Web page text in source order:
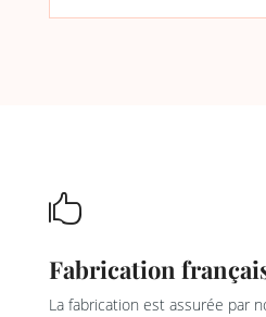

Fabrication
La fabrication est assurée par